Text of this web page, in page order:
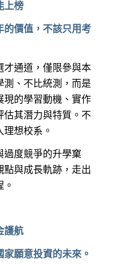
上榜
的價值，不該只用考
才通道，僅限參與本
測、不比統測，而是
現的學習動機、實作
估其潛力與特質。不
想校系。
過度競爭的升學窠
點與成長軌跡，走出
護航
願意投資的未來。